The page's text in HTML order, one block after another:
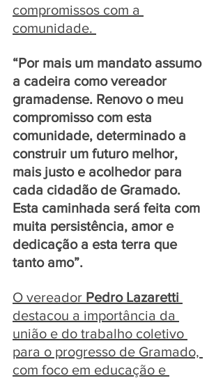
compromissos com a
comunidade.
“Por mais um mandato assumo
a cadeira como vereador
gramadense. Renovo o meu
compromisso com esta
comunidade, determinado a
construir um futuro melhor,
mais justo e acolhedor para
cada cidadão de Gramado.
Esta caminhada será feita com
muita persistência, amor e
dedicação a esta terra que
tanto amo”.
O vereador Pedro Lazaretti
destacou a importância da
união e do trabalho coletivo
para o progresso de Gramado,
com foco em educação e